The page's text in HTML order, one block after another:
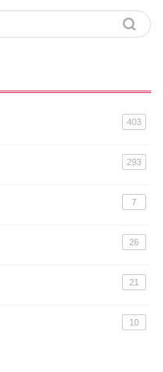
403
293
7
26
21
10